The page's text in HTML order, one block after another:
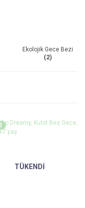
Ekolojik Gece Bezi
(2)
TÜKENDİ